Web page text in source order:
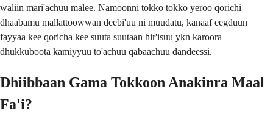
waliin mari'achuu malee. Namoonni tokko tokko yeroo qorichi
dhaabamu mallattoowwan deebi'uu ni muudatu, kanaaf eegduun
fayyaa kee qoricha kee suuta suutaan hir'isuu ykn karoora
dhukkuboota kamiyyuu to'achuu qabaachuu dandeessi.
Dhiibbaan Gama Tokkoon Anakinra Maal
Fa'i?